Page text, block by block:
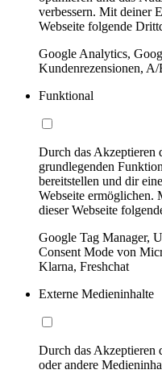
verbessern. Mit deiner
Webseite folgende
Google Analytics,
Kundenrezensionen,
Funktional
Durch das Akzeptieren
grundlegenden
bereitstellen und dir
Webseite
dieser Webseite
Google Tag Manager,
Consent Mode von
Klarna, Freshchat
Externe Medieninhalte
Durch das Akzeptieren
oder andere